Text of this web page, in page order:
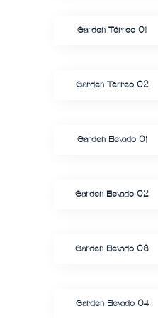
Garden Térreo 01
Garden Térreo 02
Garden Elevado 01
Garden Elevado 02
Garden Elevado 03
Garden Elevado 04